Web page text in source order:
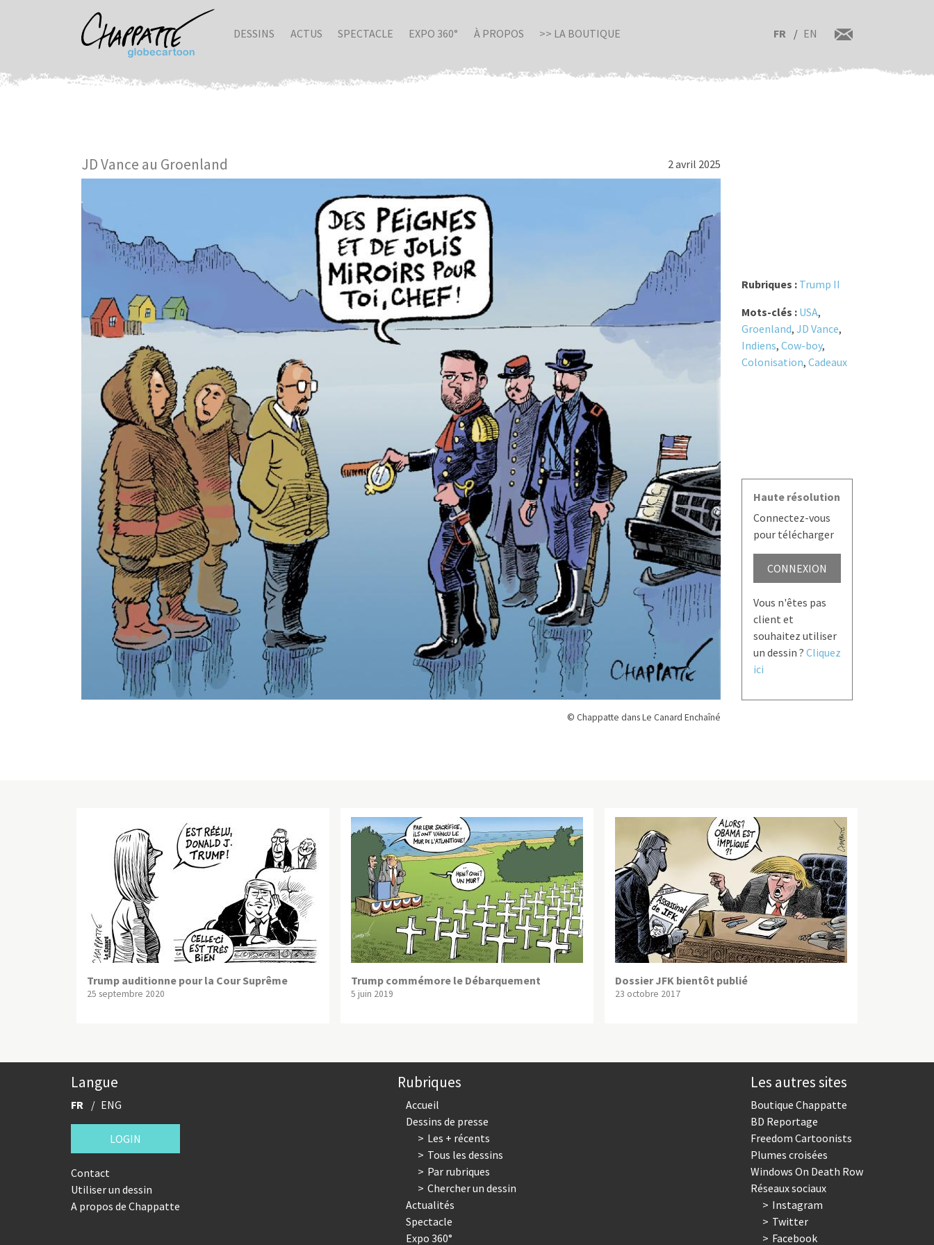
DESSINS ACTUS SPECTACLE EXPO 360° À PROPOS >> LA BOUTIQUE FR EN
JD Vance au Groenland 2 avril 2025
© Chappatte dans Le Canard Enchaîné
Rubriques : Trump II
Mots-clés : USA,
Groenland, JD Vance,
Indiens, Cow-boy,
Colonisation, Cadeaux
Haute résolution
Connectez-vous
pour télécharger
CONNEXION
Vous n'êtes pas
client et
souhaitez utiliser
un dessin ? Cliquez
ici
Trump auditionne pour la Cour Suprême
25 septembre 2020
Trump commémore le Débarquement
5 juin 2019
Dossier JFK bientôt publié
23 octobre 2017
Langue
FR ENG
LOGIN
Contact
Utiliser un dessin
A propos de Chappatte
Rubriques
Accueil
Dessins de presse
Les + récents
Tous les dessins
Par rubriques
Chercher un dessin
Actualités
Spectacle
Expo 360°
Les autres sites
Boutique Chappatte
BD Reportage
Freedom Cartoonists
Plumes croisées
Windows On Death Row
Réseaux sociaux
Instagram
Twitter
Facebook